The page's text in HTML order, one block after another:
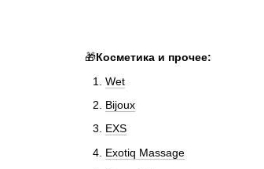
🎁Косметика и прочее:
Wet
Bijoux
EXS
Exotiq Massage